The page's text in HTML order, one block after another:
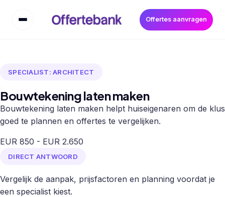
Offertes aanvragen
SPECIALIST: ARCHITECT
Bouwtekening laten maken
Bouwtekening laten maken helpt huiseigenaren om de klus
goed te plannen en offertes te vergelijken.
EUR 850 - EUR 2.650
DIRECT ANTWOORD
Vergelijk de aanpak, prijsfactoren en planning voordat je
een specialist kiest.